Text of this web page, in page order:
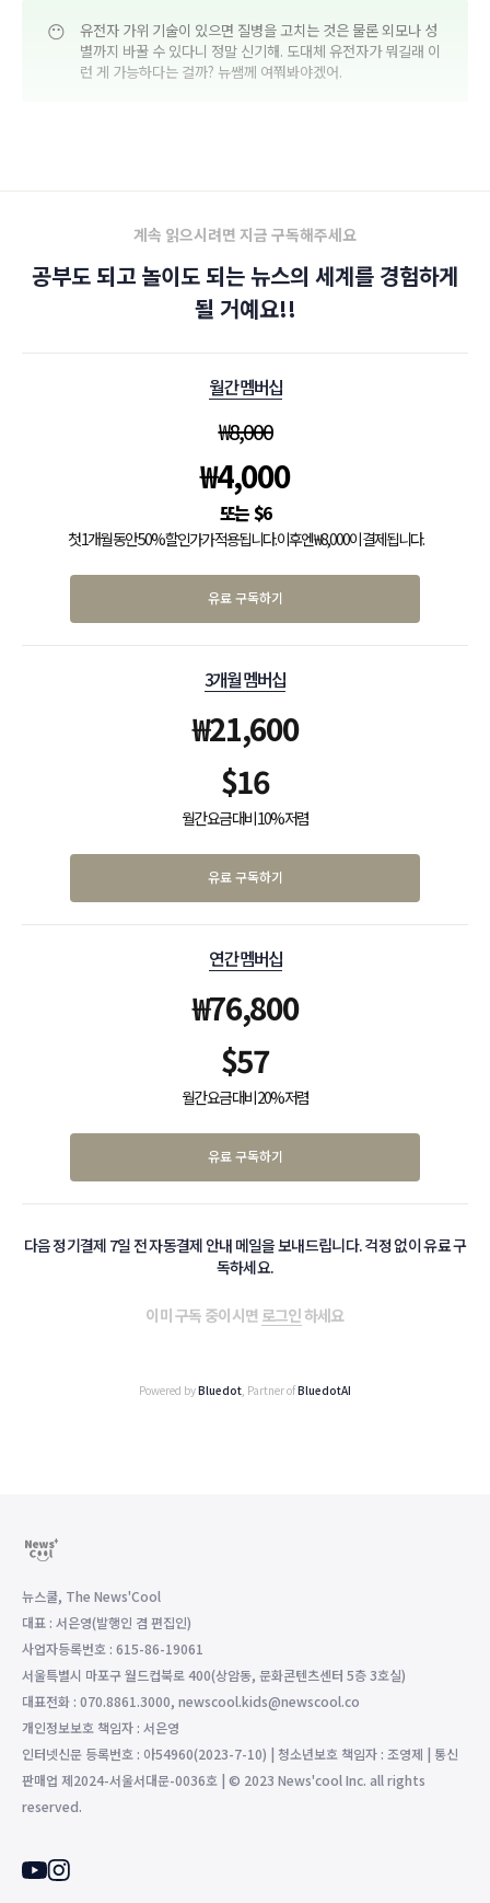
😶
유전자 가위 기술이 있으면 질병을 고치는 것은 물론 외모나 성
별까지 바꿀 수 있다니 정말 신기해. 도대체 유전자가 뭐길래 이
런 게 가능하다는 걸까? 뉴쌤께 여쭤봐야겠어.
계속 읽으시려면 지금 구독해주세요
공부도 되고 놀이도 되는 뉴스의 세계를 경험하게
될 거예요!!
월간 멤버십
₩8,000
₩4,000
$6
첫 1개월 동안 50% 할인가가 적용됩니다. 이후엔 ₩8,000이 결제됩니다.
유료 구독하기
3개월 멤버십
₩21,600
$16
월간 요금 대비 10% 저렴
유료 구독하기
연간 멤버십
₩76,800
$57
월간 요금 대비 20% 저렴
유료 구독하기
다음 정기결제 7일 전 자동결제 안내 메일을 보내드립니다. 걱정 없이 유료 구
독하세요.
이미 구독 중이시면 로그인하세요
Powered byBluedot , Partner ofBluedotAI
뉴스쿨, The News'Cool
대표 : 서은영(발행인 겸 편집인)
사업자등록번호 : 615-86-19061
서울특별시 마포구 월드컵북로 400(상암동, 문화콘텐츠센터 5층 3호실)
대표전화 : 070.8861.3000, newscool.kids@newscool.co
개인정보보호 책임자 : 서은영
인터넷신문 등록번호 : 아54960(2023-7-10) | 청소년보호 책임자 : 조영제 | 통신
판매업 제2024-서울서대문-0036호 | © 2023 News'cool Inc. all rights
reserved.